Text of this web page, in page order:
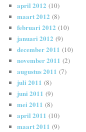
april 2012 (10)
maart 2012 (8)
februari 2012 (10)
januari 2012 (9)
december 2011 (10)
november 2011 (2)
augustus 2011 (7)
juli 2011 (8)
juni 2011 (9)
mei 2011 (8)
april 2011 (10)
maart 2011 (9)